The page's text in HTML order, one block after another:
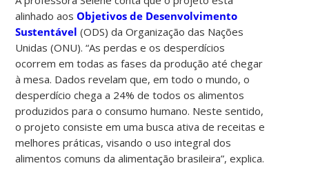
alinhado aosObjetivos de Desenvolvimento
Sustentável (ODS) da Organização das Nações
Unidas (ONU). “As perdas e os desperdícios
ocorrem em todas as fases da produção até chegar
à mesa. Dados revelam que, em todo o mundo, o
desperdício chega a 24% de todos os alimentos
produzidos para o consumo humano. Neste sentido,
o projeto consiste em uma busca ativa de receitas e
melhores práticas, visando o uso integral dos
alimentos comuns da alimentação brasileira”, explica.